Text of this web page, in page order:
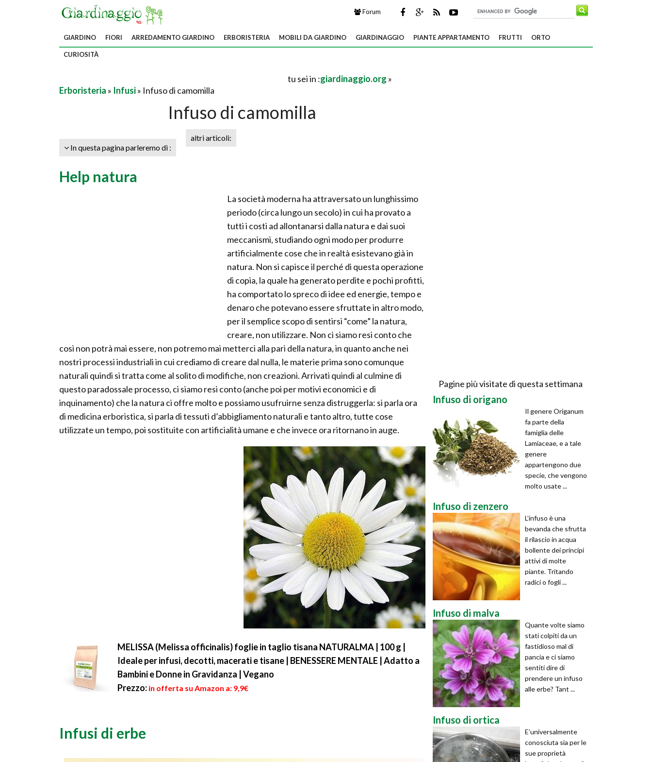
Forum
GIARDINO FIORI ARREDAMENTO GIARDINO ERBORISTERIA MOBILI DA GIARDINO GIARDINAGGIO PIANTE APPARTAMENTO FRUTTI ORTO
CURIOSITÀ
tu sei in :giardinaggio.org »
Erboristeria » Infusi» Infuso di camomilla
Infuso di camomilla
In questa pagina parleremo di :
altri articoli:
Help natura
La società moderna ha attraversato un lunghissimo
periodo (circa lungo un secolo) in cui ha provato a
tutti i costi ad allontanarsi dalla natura e dai suoi
meccanismi, studiando ogni modo per produrre
artificialmente cose che in realtà esistevano già in
natura. Non si capisce il perché di questa operazione
di copia, la quale ha generato perdite e pochi profitti,
ha comportato lo spreco di idee ed energie, tempo e
denaro che potevano essere sfruttate in altro modo,
per il semplice scopo di sentirsi “come” la natura,
creare, non utilizzare. Non ci siamo resi conto che
così non potrà mai essere, non potremo mai metterci alla pari della natura, in quanto anche nei
nostri processi industriali in cui crediamo di creare dal nulla, le materie prima sono comunque
naturali quindi si tratta come al solito di modifiche, non creazioni. Arrivati quindi al culmine di
questo paradossale processo, ci siamo resi conto (anche poi per motivi economici e di
inquinamento) che la natura ci offre molto e possiamo usufruirne senza distruggerla: si parla ora
di medicina erboristica, si parla di tessuti d’abbigliamento naturali e tanto altro, tutte cose
utilizzate un tempo, poi sostituite con artificialità umane e che invece ora ritornano in auge.
MELISSA (Melissa officinalis) foglie in taglio tisana NATURALMA | 100 g |
Ideale per infusi, decotti, macerati e tisane | BENESSERE MENTALE | Adatto a
Bambini e Donne in Gravidanza | Vegano
Prezzo: in offerta su Amazon a: 9,9€
Infusi di erbe
Pagine più visitate di questa settimana
Infuso di origano
Il genere Origanum
fa parte della
famiglia delle
Lamiaceae, e a tale
genere
appartengono due
specie, che vengono
molto usate ...
Infuso di zenzero
L’infuso è una
bevanda che sfrutta
il rilascio in acqua
bollente dei principi
attivi di molte
piante. Tritando
radici o fogli ...
Infuso di malva
Quante volte siamo
stati colpiti da un
fastidioso mal di
pancia e ci siamo
sentiti dire di
prendere un infuso
alle erbe? Tant ...
Infuso di ortica
E’universalmente
conosciuta sia per le
sue proprietà